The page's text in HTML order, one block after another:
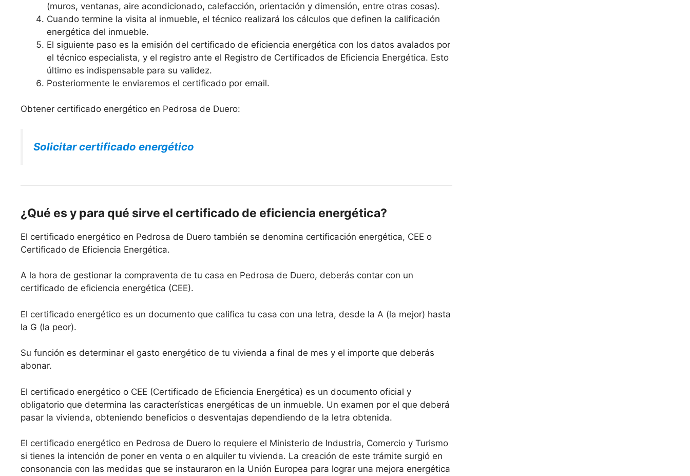
(muros, ventanas, aire acondicionado, calefacción, orientación y dimensión, entre otras cosas).
Cuando termine la visita al inmueble, el técnico realizará los cálculos que definen la calificación
energética del inmueble.
El siguiente paso es la emisión del certificado de eficiencia energética con los datos avalados por
el técnico especialista, y el registro ante el Registro de Certificados de Eficiencia Energética. Esto
último es indispensable para su validez.
Posteriormente le enviaremos el certificado por email.
Obtener certificado energético en Pedrosa de Duero:
Solicitar certificado energético
¿Qué es y para qué sirve el certificado de eficiencia energética?
El certificado energético en Pedrosa de Duero también se denomina certificación energética, CEE o
Certificado de Eficiencia Energética.
A la hora de gestionar la compraventa de tu casa en Pedrosa de Duero, deberás contar con un
certificado de eficiencia energética (CEE).
El certificado energético es un documento que califica tu casa con una letra, desde la A (la mejor) hasta
la G (la peor).
Su función es determinar el gasto energético de tu vivienda a final de mes y el importe que deberás
abonar.
El certificado energético o CEE (Certificado de Eficiencia Energética) es un documento oficial y
obligatorio que determina las características energéticas de un inmueble. Un examen por el que deberá
pasar la vivienda, obteniendo beneficios o desventajas dependiendo de la letra obtenida.
El certificado energético en Pedrosa de Duero lo requiere el Ministerio de Industria, Comercio y Turismo
si tienes la intención de poner en venta o en alquiler tu vivienda. La creación de este trámite surgió en
consonancia con las medidas que se instauraron en la Unión Europea para lograr una mejora energética